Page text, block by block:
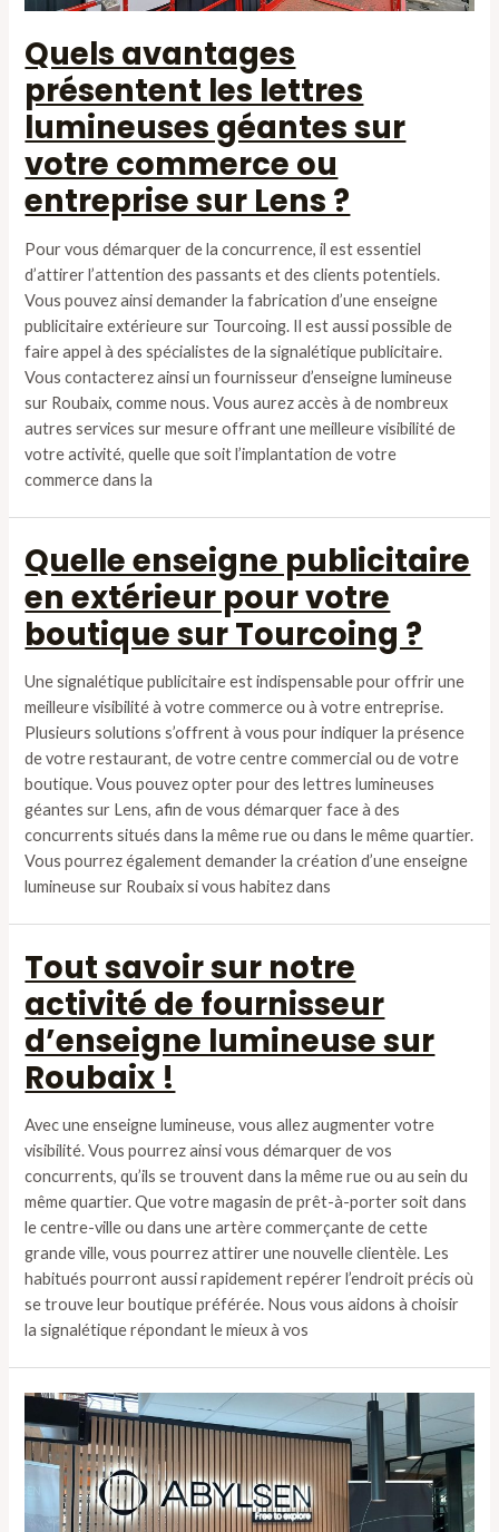
Quels avantages
présentent les lettres
lumineuses géantes sur
votre commerce ou
entreprise sur Lens ?
Pour vous démarquer de la concurrence, il est essentiel
d’attirer l’attention des passants et des clients potentiels.
Vous pouvez ainsi demander la fabrication d’une enseigne
publicitaire extérieure sur Tourcoing. Il est aussi possible de
faire appel à des spécialistes de la signalétique publicitaire.
Vous contacterez ainsi un fournisseur d’enseigne lumineuse
sur Roubaix, comme nous. Vous aurez accès à de nombreux
autres services sur mesure offrant une meilleure visibilité de
votre activité, quelle que soit l’implantation de votre
commerce dans la
Quelle enseigne publicitaire
en extérieur pour votre
boutique sur Tourcoing ?
Une signalétique publicitaire est indispensable pour offrir une
meilleure visibilité à votre commerce ou à votre entreprise.
Plusieurs solutions s’offrent à vous pour indiquer la présence
de votre restaurant, de votre centre commercial ou de votre
boutique. Vous pouvez opter pour des lettres lumineuses
géantes sur Lens, afin de vous démarquer face à des
concurrents situés dans la même rue ou dans le même quartier.
Vous pourrez également demander la création d’une enseigne
lumineuse sur Roubaix si vous habitez dans
Tout savoir sur notre
activité de fournisseur
d’enseigne lumineuse sur
Roubaix !
Avec une enseigne lumineuse, vous allez augmenter votre
visibilité. Vous pourrez ainsi vous démarquer de vos
concurrents, qu’ils se trouvent dans la même rue ou au sein du
même quartier. Que votre magasin de prêt-à-porter soit dans
le centre-ville ou dans une artère commerçante de cette
grande ville, vous pourrez attirer une nouvelle clientèle. Les
habitués pourront aussi rapidement repérer l’endroit précis où
se trouve leur boutique préférée. Nous vous aidons à choisir
la signalétique répondant le mieux à vos